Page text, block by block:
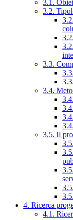
3.1.
3.2.
3.3.
3.4.
3.5. Il
4. Ricerca
4.1.